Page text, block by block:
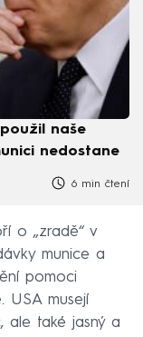
naše
nedostane
6 min čtení
o „zradě“ v
munice a
pomoci
USA musejí
ale také jasný a